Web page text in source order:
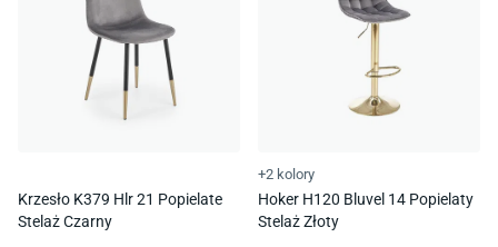
Krzesło K379 Hlr 21 Popielate
Stelaż Czarny
+2 kolory
Hoker H120 Bluvel 14 Popielaty
Stelaż Złoty